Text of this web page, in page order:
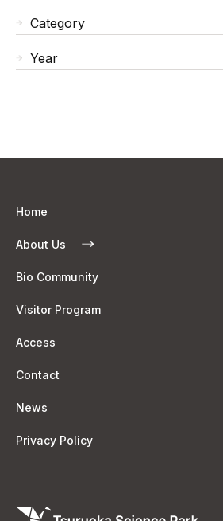
Category
Year
Home
About Us
Bio Community
Visitor Program
Access
Contact
News
Privacy Policy